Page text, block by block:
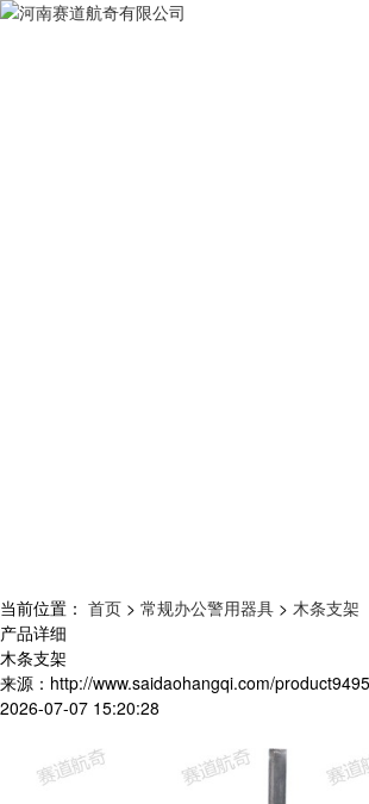
当前位置： 首页 > 常规办公警用器具 > 木条支架
产品详细
木条支架
来源： http://www.saidaohangqi.com/
2026-07-07 15:20:28